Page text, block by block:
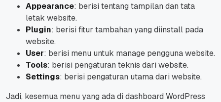
Appearance: berisi tentang tampilan dan tata
letak website.
Plugin: berisi fitur tambahan yang diinstall pada
website.
User: berisi menu untuk manage penggunawebsite.
Tools: berisi pengaturan teknis dari website.
Settings: berisi pengaturan utama dari website.
Jadi, kesemua menu yang ada di dashboard WordPress